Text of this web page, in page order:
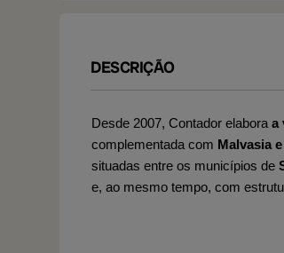
DESCRIÇÃO
Desde 2007, Contador elabora a
complementada com Malvasia e
situadas entre os municípios de
e, ao mesmo tempo, com